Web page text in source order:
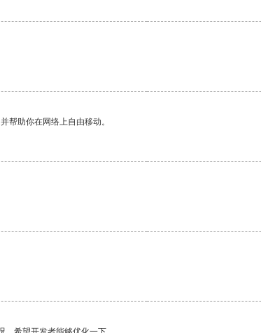
帮助你在网络上自由移动。